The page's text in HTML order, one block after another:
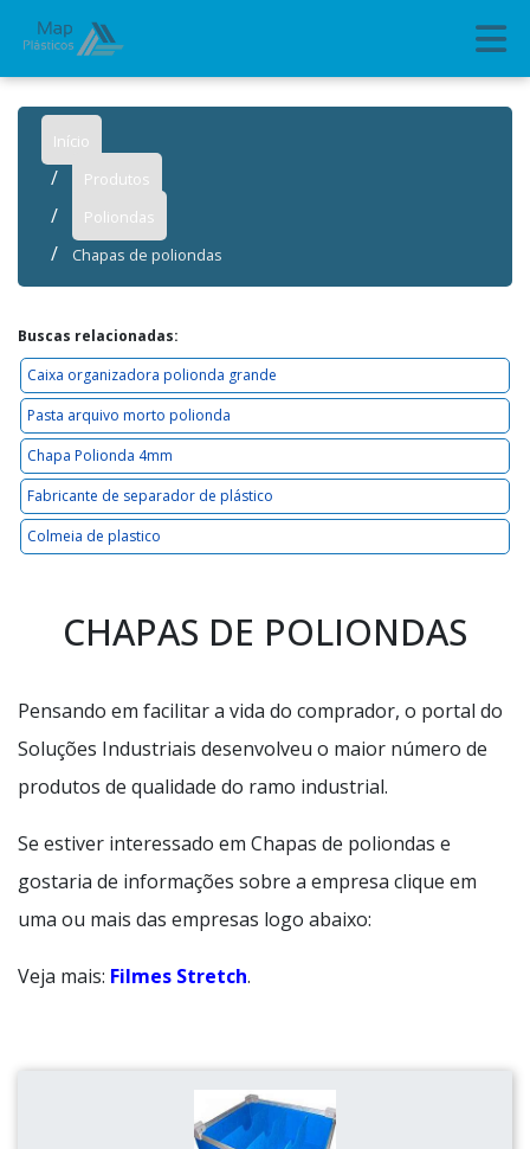
Início
Produtos
Poliondas
Chapas de poliondas
Buscas relacionadas:
Caixa organizadora polionda grande
Pasta arquivo morto polionda
Chapa Polionda 4mm
Fabricante de separador de plástico
Colmeia de plastico
CHAPAS DE POLIONDAS
Pensando em facilitar a vida do comprador, o portal do
Soluções Industriais desenvolveu o maior número de
produtos de qualidade do ramo industrial.
Se estiver interessado em Chapas de poliondas e
gostaria de informações sobre a empresa clique em
uma ou mais das empresas logo abaixo:
Veja mais: Filmes Stretch.